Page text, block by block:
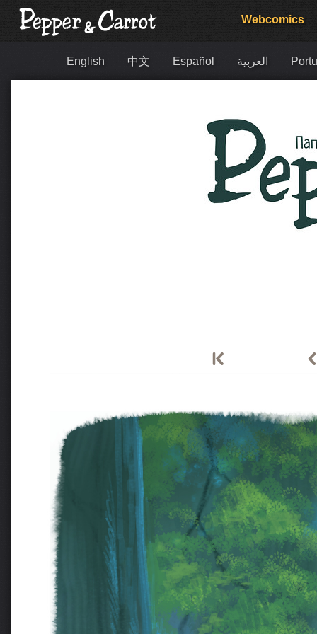
Webcomics
English 中文 Español العربية